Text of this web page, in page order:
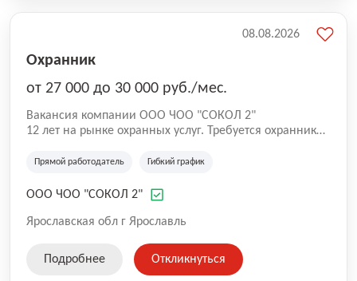
Охранник
от 27 000 до 30 000 руб./мес.
Вакансия компании ООО ЧОО "СОКОЛ 2"
12 лет на рынке охранных услуг. Требуется охранник
Прямой работодатель Гибкий график
ООО ЧОО "СОКОЛ 2"
Ярославская обл г Ярославль
08.08.2026
Подробнее Откликнуться